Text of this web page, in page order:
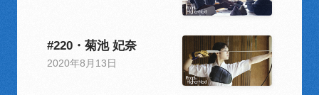
#220・菊池 妃奈
2020年8月13日